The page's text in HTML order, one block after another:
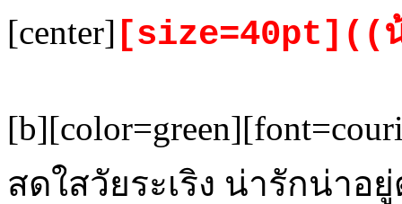
[center] [size=40pt]((
สดใสวัยระเริง น่ารักน่าอ